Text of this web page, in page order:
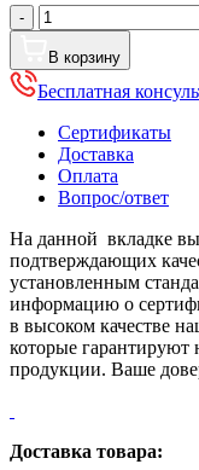
-
Количество
товара
Джи-
длина
2.5
Zn
покрытие
В корзину
Бесплатная
Сертификаты
Доставка
Оплата
Вопрос/ответ
На данной вкладке вы
подтверждающих
установленным
информацию о
в высоком качестве
которые гарантируют
продукции. Ваше
Доставка товара: